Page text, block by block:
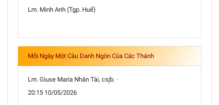
Lm. Minh Anh (Tgp. Huế)
Mỗi Ngày Một Câu Danh Ngôn Của Các Thánh
Lm. Giuse Maria Nhân Tài, csjb. ·
20:15 10/05/2026